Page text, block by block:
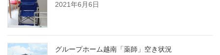
2021年6月6日
グループホーム越南「薬師」空き状況